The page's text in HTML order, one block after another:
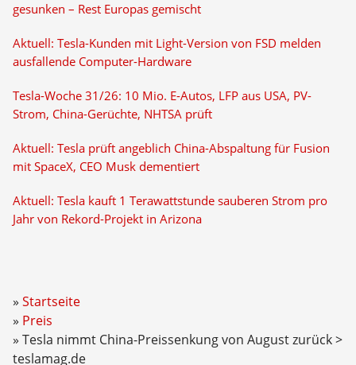
gesunken – Rest Europas gemischt
Aktuell: Tesla-Kunden mit Light-Version von FSD melden
ausfallende Computer-Hardware
Tesla-Woche 31/26: 10 Mio. E-Autos, LFP aus USA, PV-
Strom, China-Gerüchte, NHTSA prüft
Aktuell: Tesla prüft angeblich China-Abspaltung für Fusion
mit SpaceX, CEO Musk dementiert
Aktuell: Tesla kauft 1 Terawattstunde sauberen Strom pro
Jahr von Rekord-Projekt in Arizona
Startseite
Preis
Tesla nimmt China-Preissenkung von August zurück >
teslamag.de